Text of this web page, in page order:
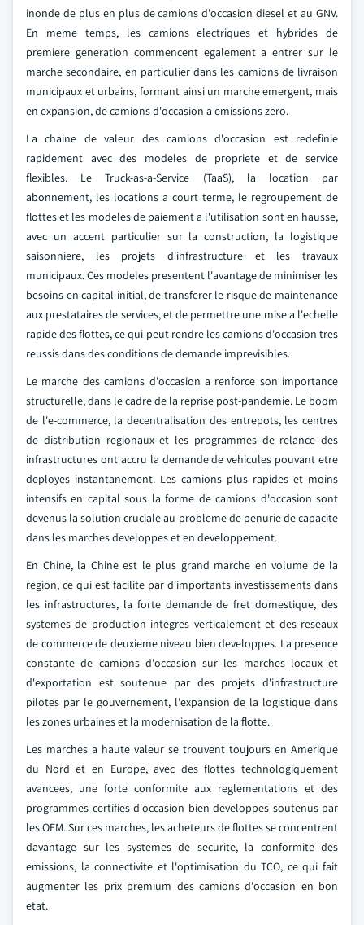
inonde de plus en plus de camions d'occasion diesel et au GNV.
En meme temps, les camions electriques et hybrides de
premiere generation commencent egalement a entrer sur le
marche secondaire, en particulier dans les camions de livraison
municipaux et urbains, formant ainsi un marche emergent, mais
en expansion, de camions d'occasion a emissions zero.
La chaine de valeur des camions d'occasion est redefinie
rapidement avec des modeles de propriete et de service
flexibles. Le Truck-as-a-Service (TaaS), la location par
abonnement, les locations a court terme, le regroupement de
flottes et les modeles de paiement a l'utilisation sont en hausse,
avec un accent particulier sur la construction, la logistique
saisonniere, les projets d'infrastructure et les travaux
municipaux. Ces modeles presentent l'avantage de minimiser les
besoins en capital initial, de transferer le risque de maintenance
aux prestataires de services, et de permettre une mise a l'echelle
rapide des flottes, ce qui peut rendre les camions d'occasion tres
reussis dans des conditions de demande imprevisibles.
Le marche des camions d'occasion a renforce son importance
structurelle, dans le cadre de la reprise post-pandemie. Le boom
de l'e-commerce, la decentralisation des entrepots, les centres
de distribution regionaux et les programmes de relance des
infrastructures ont accru la demande de vehicules pouvant etre
deployes instantanement. Les camions plus rapides et moins
intensifs en capital sous la forme de camions d'occasion sont
devenus la solution cruciale au probleme de penurie de capacite
dans les marches developpes et en developpement.
En Chine, la Chine est le plus grand marche en volume de la
region, ce qui est facilite par d'importants investissements dans
les infrastructures, la forte demande de fret domestique, des
systemes de production integres verticalement et des reseaux
de commerce de deuxieme niveau bien developpes. La presence
constante de camions d'occasion sur les marches locaux et
d'exportation est soutenue par des projets d'infrastructure
pilotes par le gouvernement, l'expansion de la logistique dans
les zones urbaines et la modernisation de la flotte.
Les marches a haute valeur se trouvent toujours en Amerique
du Nord et en Europe, avec des flottes technologiquement
avancees, une forte conformite aux reglementations et des
programmes certifies d'occasion bien developpes soutenus par
les OEM. Sur ces marches, les acheteurs de flottes se concentrent
davantage sur les systemes de securite, la conformite des
emissions, la connectivite et l'optimisation du TCO, ce qui fait
augmenter les prix premium des camions d'occasion en bon
etat.